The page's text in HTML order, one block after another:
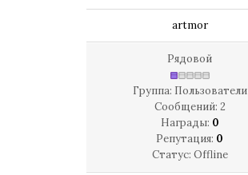
artmor
Рядовой
Группа: Пользователи
Сообщений: 2
Награды: 0
Репутация: 0
Статус: Offline